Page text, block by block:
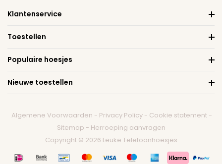
Klantenservice
Toestellen
Populaire hoesjes
Nieuwe toestellen
Algemene Voorwaarden - Privacy Policy - Cookie statement -
Sitemap - Herroeping aanvragen
Copyright © 2026 Leuke Telefoonhoesjes